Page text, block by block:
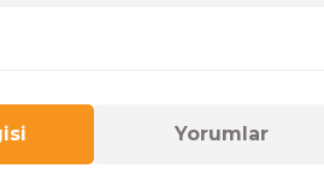
Yorumlar